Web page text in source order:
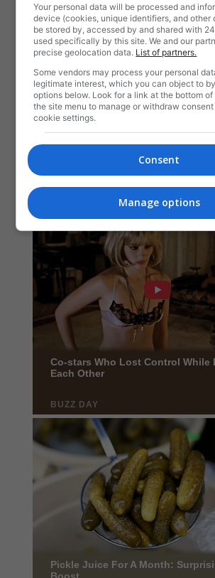
Your personal data will be processed and
device (cookies, unique identifiers, and other
be stored by, accessed by and shared with
used specifically by this site. We and our
precise geolocation data. List of partners.
Some vendors may process your personal
legitimate interest, which you can object to
options below. Look for a link at the bottom of
the site menu to manage or withdraw
cookie settings.
Consent
Manage options